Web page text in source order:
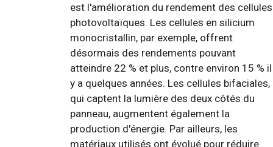
est l'amélioration du rendement des cellules
photovoltaïques. Les cellules en silicium
monocristallin, par exemple, offrent
désormais des rendements pouvant
atteindre 22 % et plus, contre environ 15 % il
y a quelques années. Les cellules bifaciales,
qui captent la lumière des deux côtés du
panneau, augmentent également la
production d'énergie. Par ailleurs, les
matériaux utilisés ont évolué pour réduire